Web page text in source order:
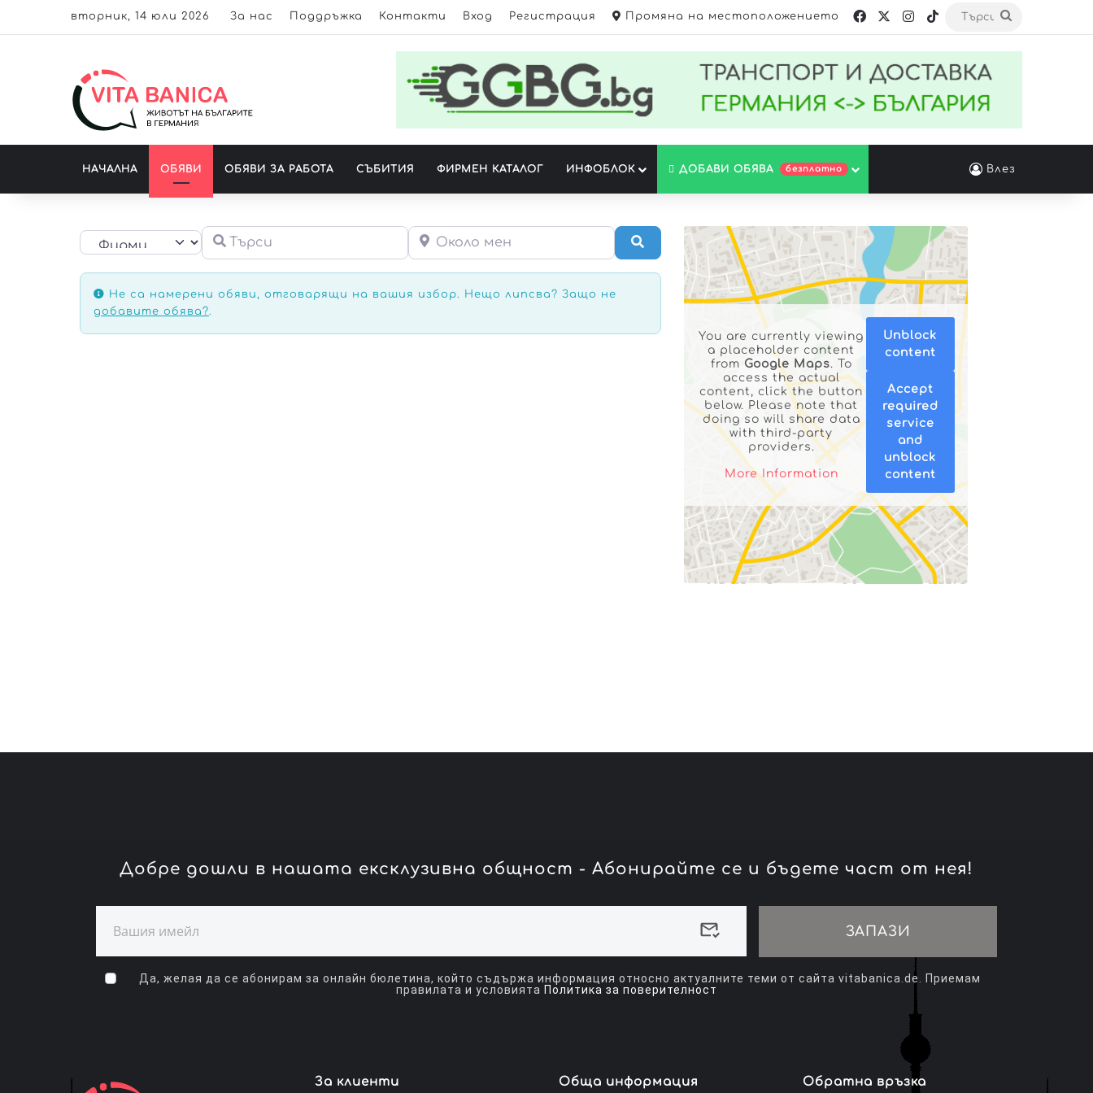
вторник, 14 юли 2026 За нас Поддръжка Контакти Вход Регистрация Промяна на местоположението
НАЧАЛНА ОБЯВИ ОБЯВИ ЗА РАБОТА СЪБИТИЯ ФИРМЕН КАТАЛОГ ИНФОБЛОК ДОБАВИ ОБЯВА безплатно Влез
Select search type Търси Около мен
Търсене
Не са намерени обяви, отговарящи на вашия избор. Нещо липсва? Защо не
добавите обява?.
You are currently viewing
a placeholder content
from Google Maps. To
access the actual
content, click the button
below. Please note that
doing so will share data
with third-party
providers.
More Information
Unblock
content
Accept
required
service
and
unblock
content
Добре дошли в нашата ексклузивна общност - Абонирайте се и бъдете част от нея!
ЗАПАЗИ
Да, желая да се абонирам за онлайн бюлетина, който съдържа информация относно актуалните теми от сайта vitabanica.de. Приемам
правилата и условията Политика за поверителност
За клиенти Обща информация Обратна връзка